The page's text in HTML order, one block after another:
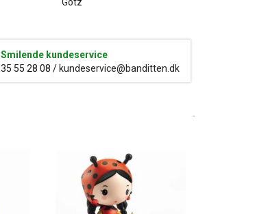
Smilende kundeservice
35 55 28 08 / kundeservice@banditten.dk